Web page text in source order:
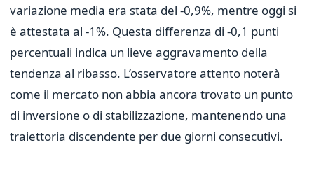
variazione media era stata del -0,9%, mentre oggi si
è attestata al -1%. Questa differenza di -0,1 punti
percentuali indica un lieve aggravamento della
tendenza al ribasso. L’osservatore attento noterà
come il mercato non abbia ancora trovato un punto
di inversione o di stabilizzazione, mantenendo una
traiettoria discendente per due giorni consecutivi.